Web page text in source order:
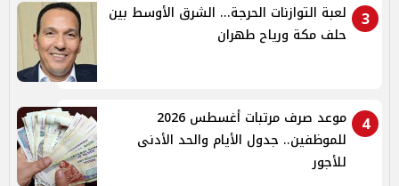
3
لعبة التوازنات الحرجة... الشرق الأوسط بين
حلف مكة ورياح طهران
4
موعد صرف مرتبات أغسطس 2026
للموظفين.. جدول الأيام والحد الأدنى
للأجور